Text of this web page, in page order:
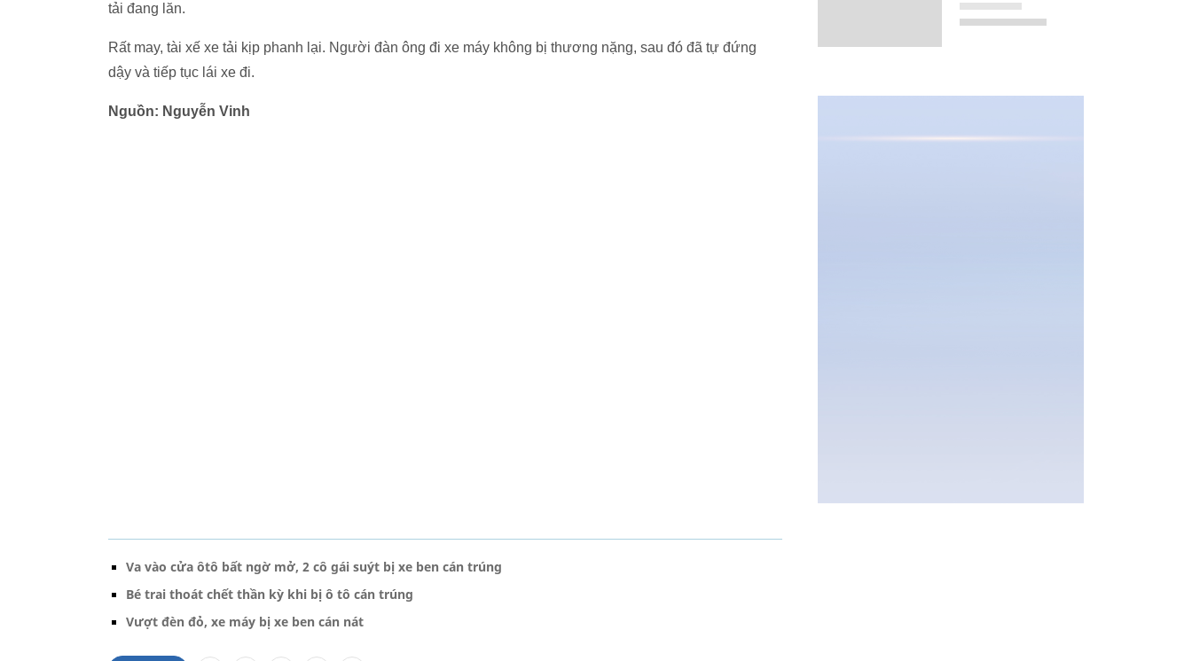
tải đang lăn.
Rất may, tài xế xe tải kịp phanh lại. Người đàn ông đi xe máy không bị thương nặng, sau đó đã tự đứng
dậy và tiếp tục lái xe đi.
Nguồn: Nguyễn Vinh
Va vào cửa ôtô bất ngờ mở, 2 cô gái suýt bị xe ben cán trúng
Bé trai thoát chết thần kỳ khi bị ô tô cán trúng
Vượt đèn đỏ, xe máy bị xe ben cán nát